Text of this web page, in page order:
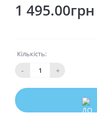
1 495.00грн
Кількість:
-
+